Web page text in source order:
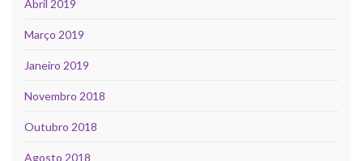
Abril 2019
Março 2019
Janeiro 2019
Novembro 2018
Outubro 2018
Agosto 2018